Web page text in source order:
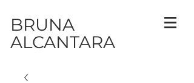
BRUNA
ALCANTARA